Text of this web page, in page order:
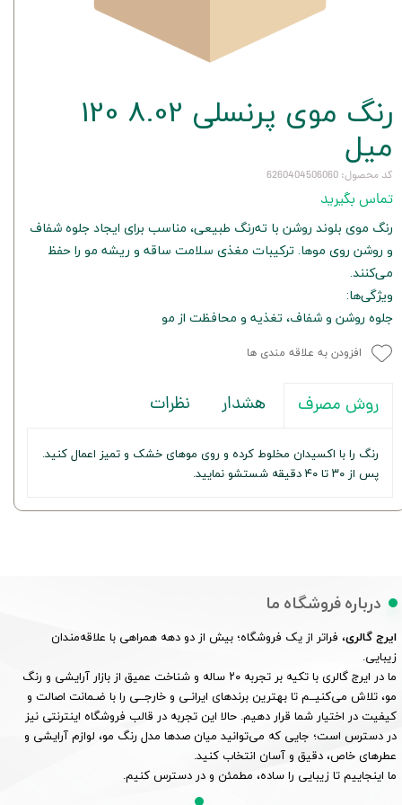
رنگ موی پرنسلی 8.02 120
میل
کد محصول: 6260404506060
تماس بگیرید
رنگ موی بلوند روشن با ته‌رنگ طبیعی، مناسب برای ایجاد جلوه شفاف
و روشن روی موها. ترکیبات مغذی سلامت ساقه و ریشه مو را حفظ
می‌کنند.
ویژگی‌ها:
جلوه روشن و شفاف، تغذیه و محافظت از مو
افزودن به علاقه مندی ها
روش مصرف هشدار نظرات
رنگ را با اکسیدان مخلوط کرده و روی موهای خشک و تمیز اعمال کنید.
پس از ۳۰ تا ۴۰ دقیقه شستشو نمایید.
درباره فروشگاه ما
ایرج گالری، فراتر از یک فروشگاه؛ بیش از دو دهه همراهی با علاقه‌مندان
زیبایی.
ما در ایرج گالری با تکیه بر تجربه ۲۰ ساله و شناخت عمیق از بازار آرایشی و رنگ
مو، تلاش می‌کنیــم تا بهترین برندهای ایرانـی و خارجــی را با ضـمانت اصالت و
کیفیت در اختیار شما قرار دهیم. حالا این تجربه در قالب فروشگاه اینترنتی نیز
در دسترس است؛ جایی که می‌توانید میان صدها مدل رنگ مو، لوازم آرایشی و
عطرهای خاص، دقیق و آسان انتخاب کنید.
ما اینجاییم تا زیبایی را ساده، مطمئن و در دسترس کنیم.